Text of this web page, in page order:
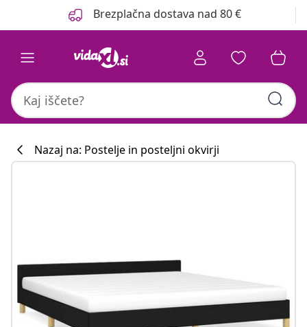
Brezplačna dostava nad 80 €
Nazaj na: Postelje in posteljni okvirji